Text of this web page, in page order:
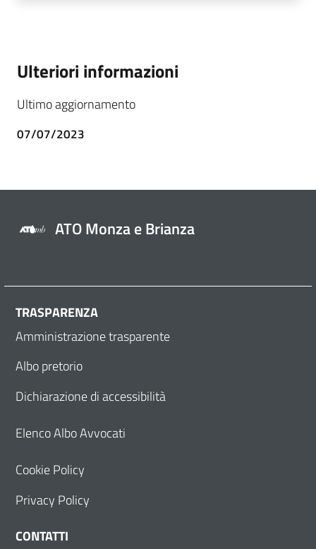
Ulteriori informazioni
Ultimo aggiornamento
07/07/2023
ATO Monza e Brianza
TRASPARENZA
Amministrazione trasparente
Albo pretorio
Dichiarazione di accessibilità
Elenco Albo Avvocati
Cookie Policy
Privacy Policy
CONTATTI